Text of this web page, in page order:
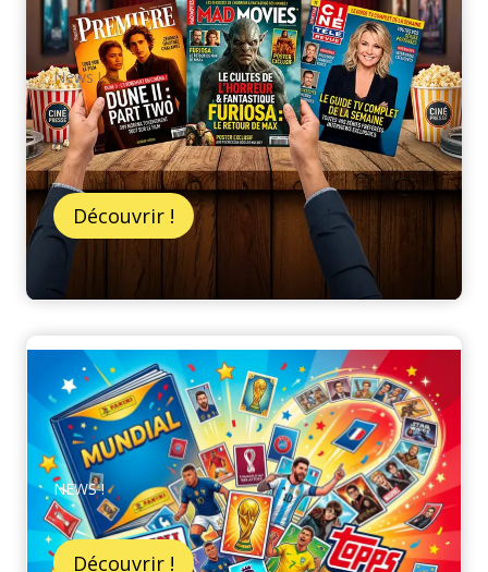
News !
n
Découvrir !
NEWS !
Découvrir !